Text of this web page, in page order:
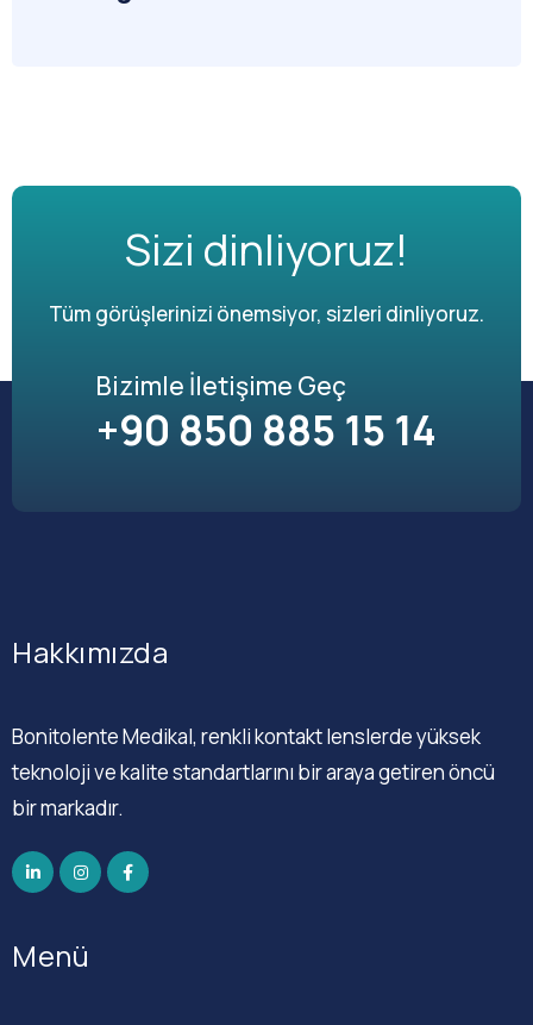
Sizi dinliyoruz!
Tüm görüşlerinizi önemsiyor, sizleri dinliyoruz.
Bizimle İletişime Geç
+90 850 885 15 14
Hakkımızda
Bonitolente Medikal, renkli kontakt lenslerde yüksek
teknoloji ve kalite standartlarını bir araya getiren öncü
bir markadır.
Menü